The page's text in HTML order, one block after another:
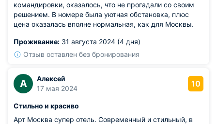
командировки, оказалось, что не прогадали со своим
решением. В номере была уютная обстановка, плюс
цена оказалась вполне нормальная, как для Москвы.
Проживание: 31 августа 2024 (4 дня)
Отзыв оставлен без бронирования
А
Алексей
17 мая 2024
10
Стильно и красиво
Арт Москва супер отель. Современный и стильный, в